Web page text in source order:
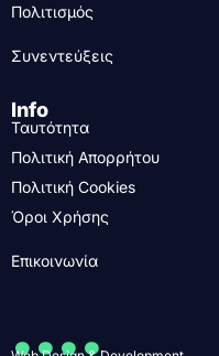
Πολιτισμός
Συνεντεύξεις
Info
Ταυτότητα
Πολιτική Απορρήτου
Πολιτική Cookies
Όροι Χρήσης
Επικοινωνία
....